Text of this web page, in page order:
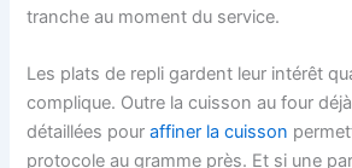
tranche au moment du service.
Les plats de repli gardent leur intérêt
complique. Outre la cuisson au four
détaillées pouraffiner la cuisson
protocole au gramme près. Et si une